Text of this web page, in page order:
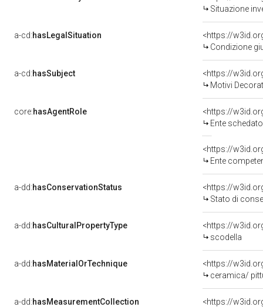
Situazione
a-cd:hasLegalSituation
<https://
Condizione
a-cd:hasSubject
<https://
Motivi
core:hasAgentRole
<https://
Ente
<https://
Ente competente per tutela
a-dd:hasConservationStatus
<https://
Stato di
a-dd:hasCulturalPropertyType
scodella
a-dd:hasMaterialOrTechnique
<https://
ceramica/
a-dd:hasMeasurementCollection
<https://